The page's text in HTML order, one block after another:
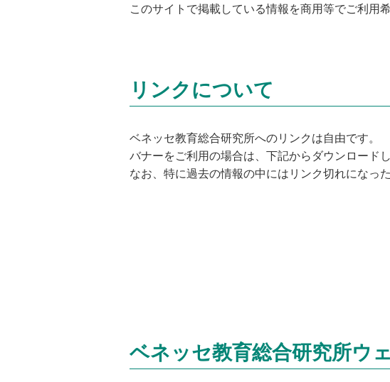
このサイトで掲載している情報を商用等でご利用
リンクについて
ベネッセ教育総合研究所へのリンクは自由です。
バナーをご利用の場合は、下記からダウンロード
なお、特に過去の情報の中にはリンク切れになっ
ベネッセ教育総合研究所ウ